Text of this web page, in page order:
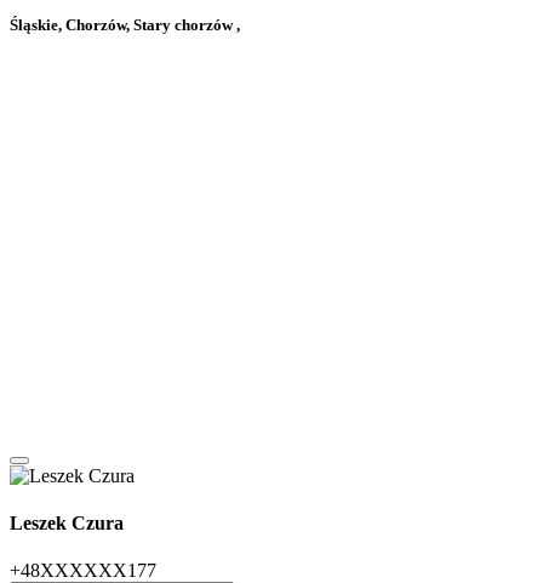
Śląskie, Chorzów, Stary chorzów ,
Leszek Czura
+48XXXXXX177